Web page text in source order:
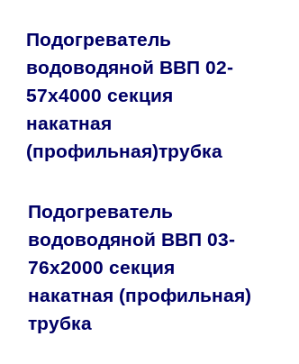
Подогреватель
водоводяной ВВП 02-
57х4000 секция
накатная
(профильная)трубка
Подогреватель
водоводяной ВВП 03-
76х2000 секция
накатная (профильная)
трубка